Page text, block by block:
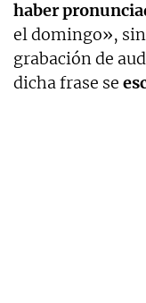
haber
el domingo»,
grabación de
dicha frase se